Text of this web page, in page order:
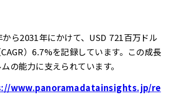
ら2031年にかけて、USD 721百万ドル
）6.7%を記録しています。この成長
の能力に支えられています。
www.panoramadatainsights.jp/re